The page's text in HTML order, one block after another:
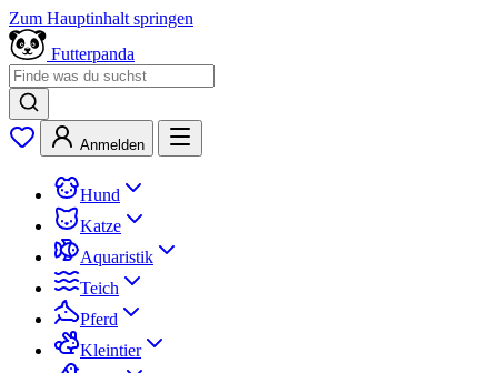
Zum Hauptinhalt springen
Futterpanda
Anmelden
Hund
Katze
Aquaristik
Teich
Pferd
Kleintier